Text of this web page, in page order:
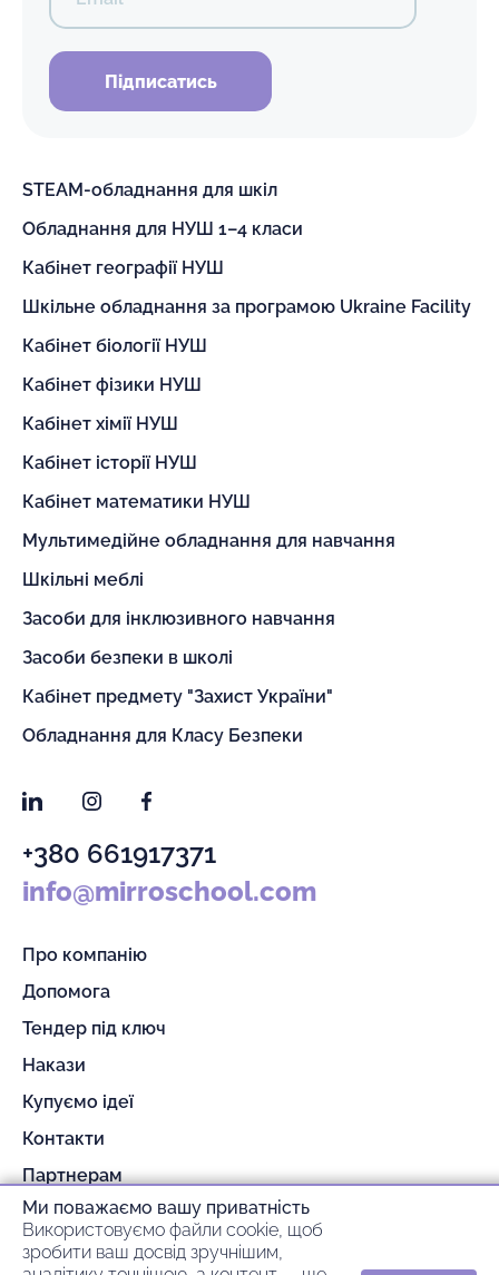
Підписатись
STEAM-обладнання для шкіл
Обладнання для НУШ 1–4 класи
Кабінет географії НУШ
Шкільне обладнання за програмою Ukraine Facility
Кабінет біології НУШ
Кабінет фізики НУШ
Кабінет хімії НУШ
Кабінет історії НУШ
Кабінет математики НУШ
Мультимедійне обладнання для навчання
Шкільні меблі
Засоби для інклюзивного навчання
Засоби безпеки в школі
Кабінет предмету "Захист України"
Обладнання для Класу Безпеки
LinkedInInstagramFacebook
+380 661917371
info@mirroschool.com
Про компанію
Допомога
Тендер під ключ
Накази
Купуємо ідеї
Контакти
Партнерам
Гарантія та повернення
Оплата та доставка
Ми поважаємо вашу приватність
Використовуємо файли cookie, щоб
зробити ваш досвід зручнішим,